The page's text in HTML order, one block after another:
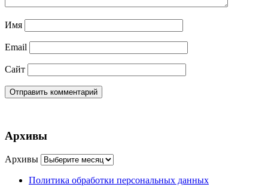
Имя
Email
Сайт
Архивы
Архивы
Политика обработки персональных данных